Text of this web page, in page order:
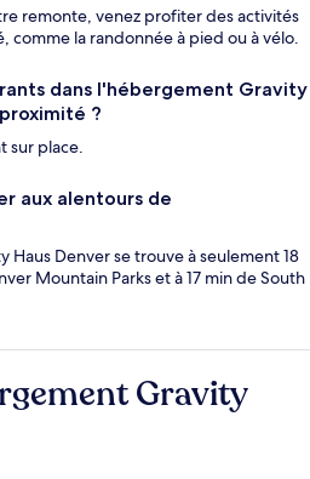
remonte, venez profiter des activités
comme la randonnée à pied ou à vélo.
dans l'hébergement Gravity
?
sur place.
aux alentours de
Haus Denver se trouve à seulement 18
Mountain Parks et à 17 min de South
Gravity